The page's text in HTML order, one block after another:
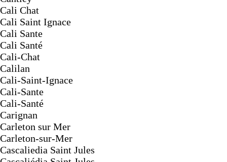
Cali Chat
Cali Saint Ignace
Cali Sante
Cali Santé
Cali-Chat
Calilan
Cali-Saint-Ignace
Cali-Sante
Cali-Santé
Carignan
Carleton sur Mer
Carleton-sur-Mer
Cascaliedia Saint Jules